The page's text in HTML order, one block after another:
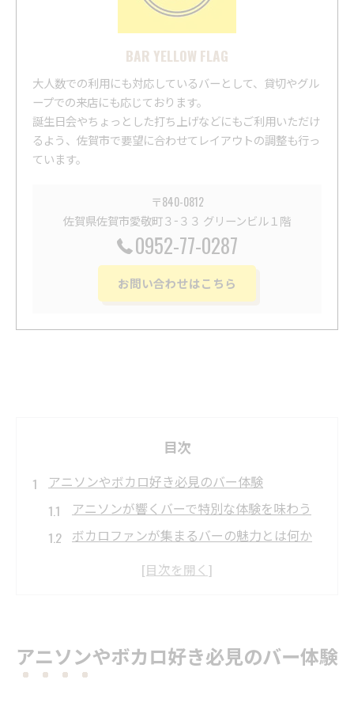
BAR YELLOW FLAG
大人数での利用にも対応しているバーとして、貸切やグル
ープでの来店にも応じております。
誕生日会やちょっとした打ち上げなどにもご利用いただけ
るよう、佐賀市で要望に合わせてレイアウトの調整も行っ
ています。
〒840-0812
佐賀県佐賀市愛敬町３−３３ グリーンビル１階
0952-77-0287
お問い合わせはこちら
目次
アニソンやボカロ好き必見のバー体験
アニソンが響くバーで特別な体験を味わう
ボカロファンが集まるバーの魅力とは何か
サブカル好きが語るバーでの楽しみ方ポイ
バーでアニメ仲間とつながる交流の魅力
アニソンやボカロ好き必見のバー体験